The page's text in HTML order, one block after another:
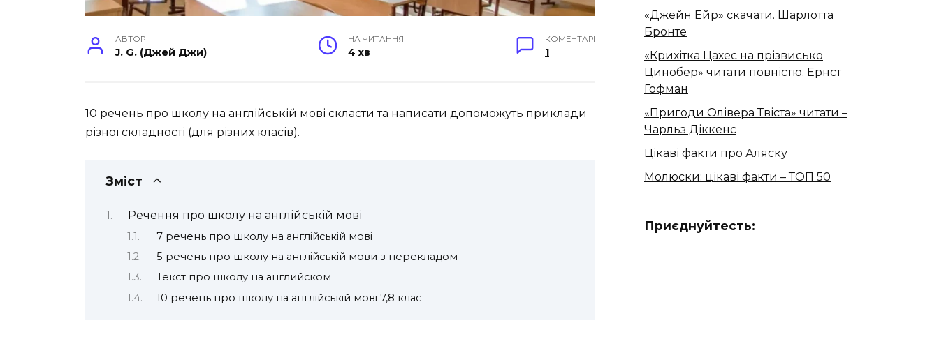
АВТОР
J. G. (Джей Джи)
НА ЧИТАННЯ
4 хв
КОМЕНТАРІ
1
10 речень про школу на англійській мові скласти та написати допоможуть приклади
різної складності (для різних класів).
Зміст
Речення про школу на англійській мові
7 речень про школу на англійській мові
5 речень про школу на англійській мови з перекладом
Текст про школу на английском
10 речень про школу на англійській мові 7,8 клас
«Джейн Ейр» скачати. Шарлотта
Бронте
«Крихітка Цахес на прізвисько
Цинобер» читати повністю. Ернст
Гофман
«Пригоди Олівера Твіста» читати –
Чарльз Діккенс
Цікаві факти про Аляску
Молюски: цікаві факти – ТОП 50
Приєднуйтесть: